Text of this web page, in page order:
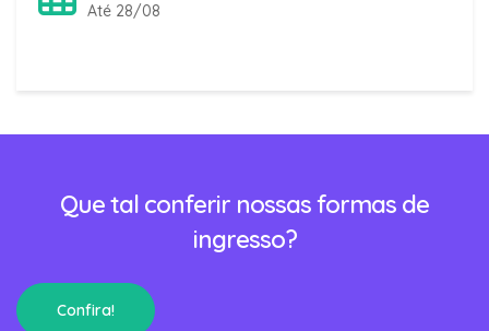
Até 28/08
Que tal conferir nossas formas de
ingresso?
Confira!